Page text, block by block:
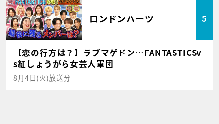
ロンドンハーツ 5
【恋の行方は？】ラブマゲドン…FANTASTICSv
s紅しょうがら女芸人軍団
8月4日(火)放送分